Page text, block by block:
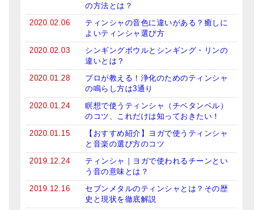
LINEお友だち登録
お客様の声
ブログ
特商法の表記
の方法とは？
2020.02.06
ティンシャの音色に違いがある？癒しに
よいティンシャ選び方
2020.02.03
シンギングボウルとシンギング・リンの
違いとは？
2020.01.28
プロが教える！浄化のためのティンシャ
の鳴らし方は3通り
2020.01.24
瞑想で使うティンシャ（チベタンベル）
のコツ、これだけは知っておきたい！
2020.01.15
【おすすめ紹介】ヨガで使うティンシャ
と音楽の選び方のコツ
2019.12.24
ティンシャ｜ヨガで使われるチーンとい
う音の意味とは？
2019.12.16
セブンメタルのティンシャとは？その歴
史と現状を徹底解説